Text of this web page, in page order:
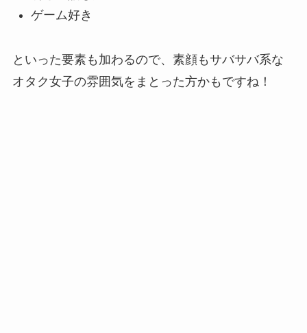
ゲーム好き
といった要素も加わるので、素顔もサバサバ系な
オタク女子の雰囲気をまとった方かもですね！